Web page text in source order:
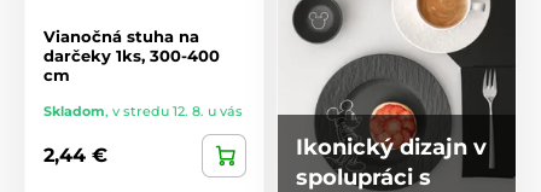
Vianočná stuha na
darčeky 1ks, 300-400
cm
Skladom, v stredu 12. 8. u vás
2,44 €
Ikonický dizajn v
spolupráci s